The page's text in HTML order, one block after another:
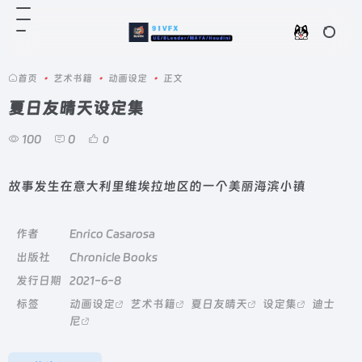
首页 • 艺术书籍 • 动画设定 • 正文
夏日友晴天设定集
100 0 0
故事发生在意大利里维埃拉地区的一个美丽海滨小镇
作者
Enrico Casarosa
出版社
Chronicle Books
发行日期
2021-6-8
标签
动画设定 艺术书籍 夏日友晴天 设定集
迪士
尼